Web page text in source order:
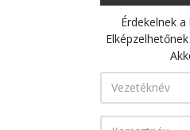
Érdekelnek